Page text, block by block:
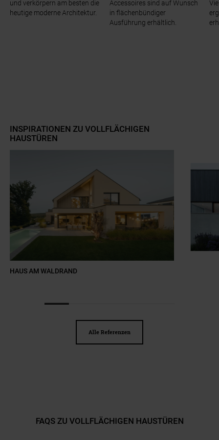
und verkörpern am besten die
heutige moderne Architektur.
Accessoires sind auf Wunsch
in flächenbündiger
Ausführung erhältlich.
INSPIRATIONEN ZU VOLLFLÄCHIGEN
HAUSTÜREN
HAUS AM WALDRAND
Alle Referenzen
FAQS ZU VOLLFLÄCHIGEN HAUSTÜREN